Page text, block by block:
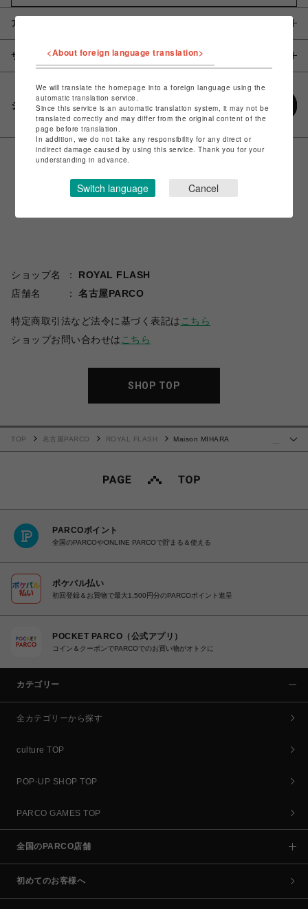
アイテム説明 / 素材
サイズ
シェアする
ショップ名
ROYAL FLASH
店舗名
名古屋PARCO
特定商取引法など法令に基づく表記は こちら
ショップお問い合わせは こちら
SHOP TOP
…
TOP 名古屋PARCO ROYAL FLASH
Maison MIHARA
PARCOポイント
全国のPARCOやONLINE PARCOで貯まる＆使える
ポケパル払い
初回登録＆お買物で最大1,500円分のPARCOポイント進呈
POCKET PARCO（公式アプリ）
コイン＆クーポンでPARCOでのお買い物がオトクに
カテゴリー
全カテゴリーから探す
culture TOP
POP-UP SHOP TOP
PARCO GAMES TOP
全国のPARCO店舗
初めてのお客様へ
<About foreign language translation>
We will translate the homepage into a foreign language using the
automatic translation service.
Since this service is an automatic translation system, it may not be
translated correctly and may differ from the original content of the
page before translation.
In addition, we do not take any responsibility for any direct or
indirect damage caused by using this service. Thank you for your
understanding in advance.
Switch language Cancel